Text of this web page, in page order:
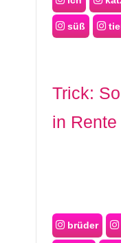
süß
Trick:
in
brüder